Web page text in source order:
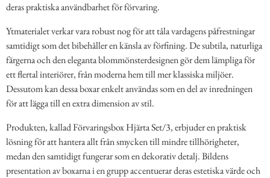
deras praktiska användbarhet för förvaring.
Ytmaterialet verkar vara robust nog för att tåla vardagens påfrestningar
samtidigt som det bibehåller en känsla av förfining. De subtila, naturliga
färgerna och den eleganta blommönsterdesignen gör dem lämpliga för
ett flertal interiörer, från moderna hem till mer klassiska miljöer.
Dessutom kan dessa boxar enkelt användas som en del av inredningen
för att lägga till en extra dimension av stil.
Produkten, kallad Förvaringsbox Hjärta Set/3, erbjuder en praktisk
lösning för att hantera allt från smycken till mindre tillhörigheter,
medan den samtidigt fungerar som en dekorativ detalj. Bildens
presentation av boxarna i en grupp accentuerar deras estetiska värde och